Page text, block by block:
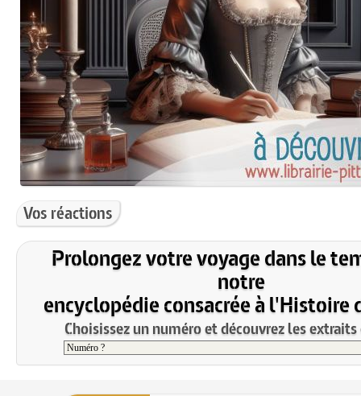
Vos réactions
Prolongez votre voyage dans le
notre
encyclopédie consacrée à l'Histoire
Choisissez un numéro et découvrez les